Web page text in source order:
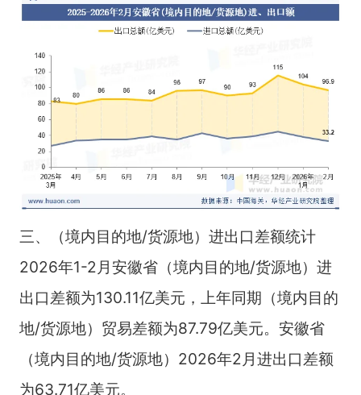
三、（境内目的地/货源地）进出口差额统计
2026年1-2月安徽省（境内目的地/货源地）进
出口差额为130.11亿美元，上年同期（境内目的
地/货源地）贸易差额为87.79亿美元。安徽省
（境内目的地/货源地）2026年2月进出口差额
为63.71亿美元。